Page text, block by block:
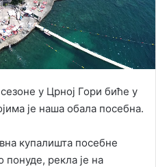
у Црној Гори биће у
је наша обала посебна.
купалишта посебне
понуде, рекла је на